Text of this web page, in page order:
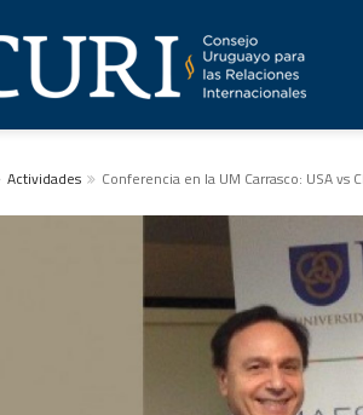
Actividades Conferencia en la UM Carrasco: USA vs